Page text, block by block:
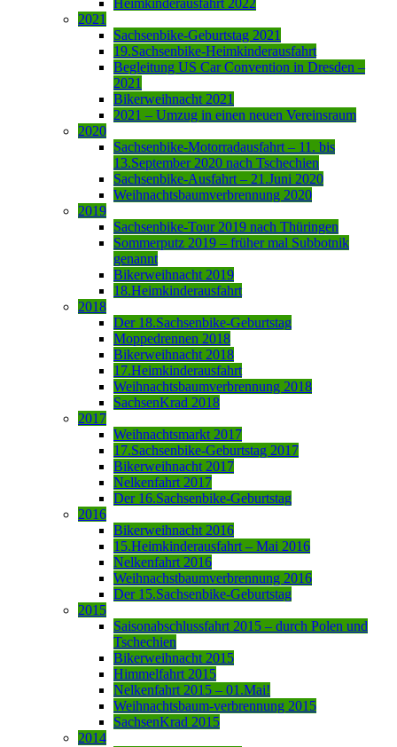
2021
Sachsenbike-Geburtstag 2021
19.Sachsenbike-Heimkinderausfahrt
Begleitung US Car Convention in Dresden –
2021
Bikerweihnacht 2021
2021 – Umzug in einen neuen Vereinsraum
2020
Sachsenbike-Motorradausfahrt – 11. bis
13.September 2020 nach Tschechien
Sachsenbike-Ausfahrt – 21.Juni 2020
Weihnachtsbaumverbrennung 2020
2019
Sachsenbike-Tour 2019 nach Thüringen
Sommerputz 2019 – früher mal Subbotnik
genannt
Bikerweihnacht 2019
18.Heimkinderausfahrt
2018
Der 18.Sachsenbike-Geburtstag
Moppedrennen 2018
Bikerweihnacht 2018
17.Heimkinderausfahrt
Weihnachtsbaumverbrennung 2018
SachsenKrad 2018
2017
Weihnachtsmarkt 2017
17.Sachsenbike-Geburtstag 2017
Bikerweihnacht 2017
Nelkenfahrt 2017
Der 16.Sachsenbike-Geburtstag
2016
Bikerweihnacht 2016
15.Heimkinderausfahrt – Mai 2016
Nelkenfahrt 2016
Weihnachstbaumverbrennung 2016
Der 15.Sachsenbike-Geburtstag
2015
Saisonabschlussfahrt 2015 – durch Polen und
Tschechien
Bikerweihnacht 2015
Himmelfahrt 2015
Nelkenfahrt 2015 – 01.Mai!
Weihnachtsbaum-verbrennung 2015
SachsenKrad 2015
2014